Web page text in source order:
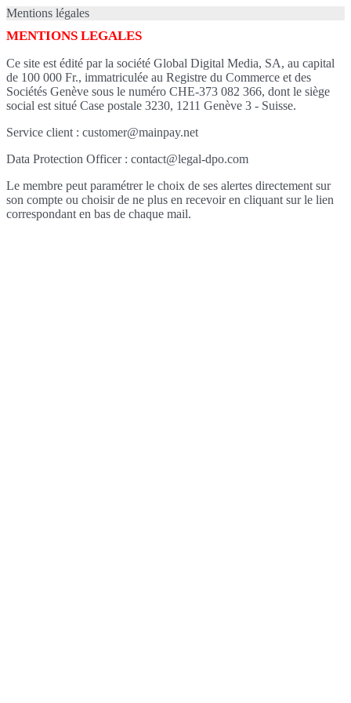
Mentions légales
MENTIONS LEGALES
Ce site est édité par la société Global Digital Media, SA, au capital
de 100 000 Fr., immatriculée au Registre du Commerce et des
Sociétés Genève sous le numéro CHE-373 082 366, dont le siège
social est situé Case postale 3230, 1211 Genève 3 - Suisse.
Service client : customer@mainpay.net
Data Protection Officer : contact@legal-dpo.com
Le membre peut paramétrer le choix de ses alertes directement sur
son compte ou choisir de ne plus en recevoir en cliquant sur le lien
correspondant en bas de chaque mail.